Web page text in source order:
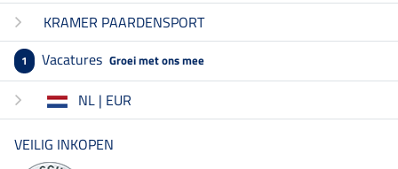
KRAMER PAARDENSPORT
1 Vacatures Groei met ons mee
NL | EUR
VEILIG INKOPEN